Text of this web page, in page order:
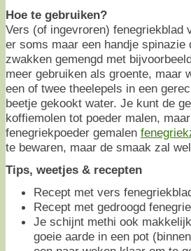
Hoe te gebruiken?
Vers (of ingevroren)
er soms maar een handje
zwakken gemengd met
meer gebruiken als groente, maar
een of twee theelepels in een
beetje gekookt water. Je kunt de
koffiemolen tot poeder malen,
fenegriekpoeder gemalen
te bewaren, maar de smaak zal
Tips, weetjes & recepten
Recept met vers
Recept met gedroogd
Je schijnt methi ook
goeie aarde in een pot